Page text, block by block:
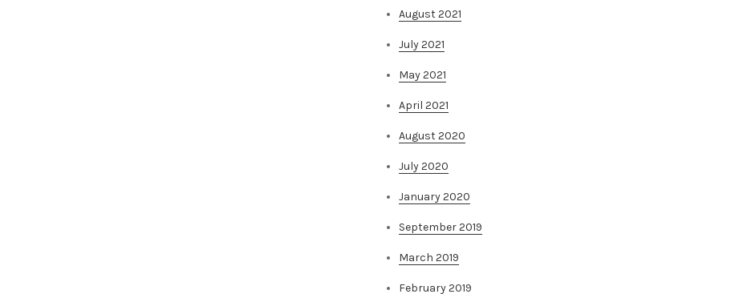
August 2021
July 2021
May 2021
April 2021
August 2020
July 2020
January 2020
September 2019
March 2019
February 2019